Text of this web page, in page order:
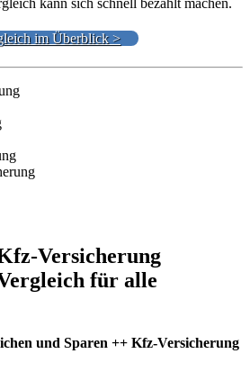
im Überblick >
Versicherung
für alle
und Sparen ++ Kfz-Versicherung